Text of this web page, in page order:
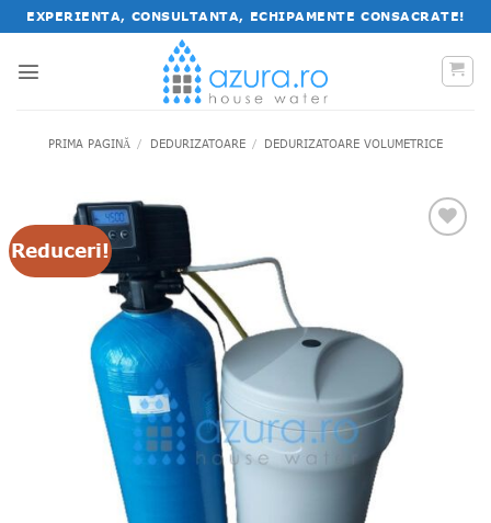
Salt
la
conținut
EXPERIENTA, CONSULTANTA, ECHIPAMENTE CONSACRATE!
PRIMA PAGINĂ / DEDURIZATOARE / DEDURIZATOARE VOLUMETRICE
Reduceri!